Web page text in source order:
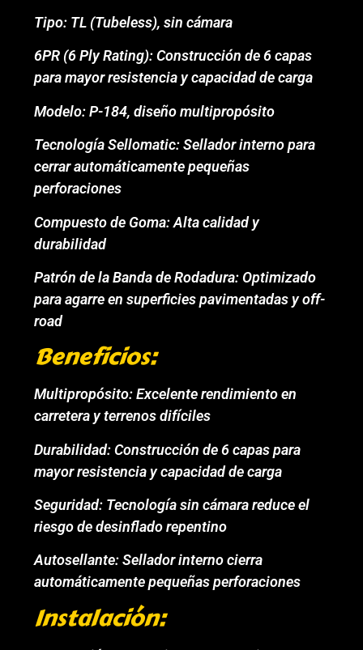
Tipo: TL (Tubeless), sin cámara
6PR (6 Ply Rating): Construcción de 6 capas
para mayor resistencia y capacidad de carga
Modelo: P-184, diseño multipropósito
Tecnología Sellomatic: Sellador interno para
cerrar automáticamente pequeñas
perforaciones
Compuesto de Goma: Alta calidad y
durabilidad
Patrón de la Banda de Rodadura: Optimizado
para agarre en superficies pavimentadas y off-
road
Beneficios:
Multipropósito: Excelente rendimiento en
carretera y terrenos difíciles
Durabilidad: Construcción de 6 capas para
mayor resistencia y capacidad de carga
Seguridad: Tecnología sin cámara reduce el
riesgo de desinflado repentino
Autosellante: Sellador interno cierra
automáticamente pequeñas perforaciones
Instalación: